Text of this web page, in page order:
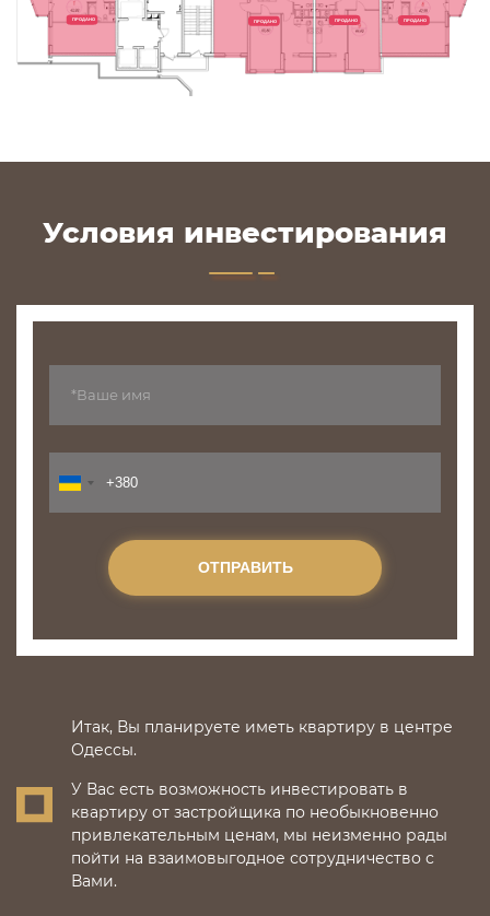
ПРОДАНО ПРОДАНО
ПРОДАНО
ПРОДАНО
Условия инвестирования
ОТПРАВИТЬ
Итак, Вы планируете иметь квартиру в центре
Одессы.
У Вас есть возможность инвестировать в
квартиру от застройщика по необыкновенно
привлекательным ценам, мы неизменно рады
пойти на взаимовыгодное сотрудничество с
Вами.